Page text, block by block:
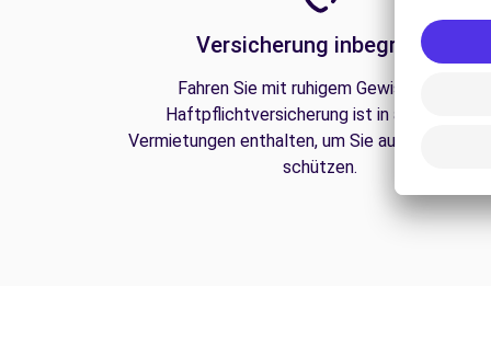
Versicherung inbegriffen
Fahren Sie mit ruhigem Gewissen. Die
Haftpflichtversicherung ist in all unseren
Vermietungen enthalten, um Sie auf der
schützen.